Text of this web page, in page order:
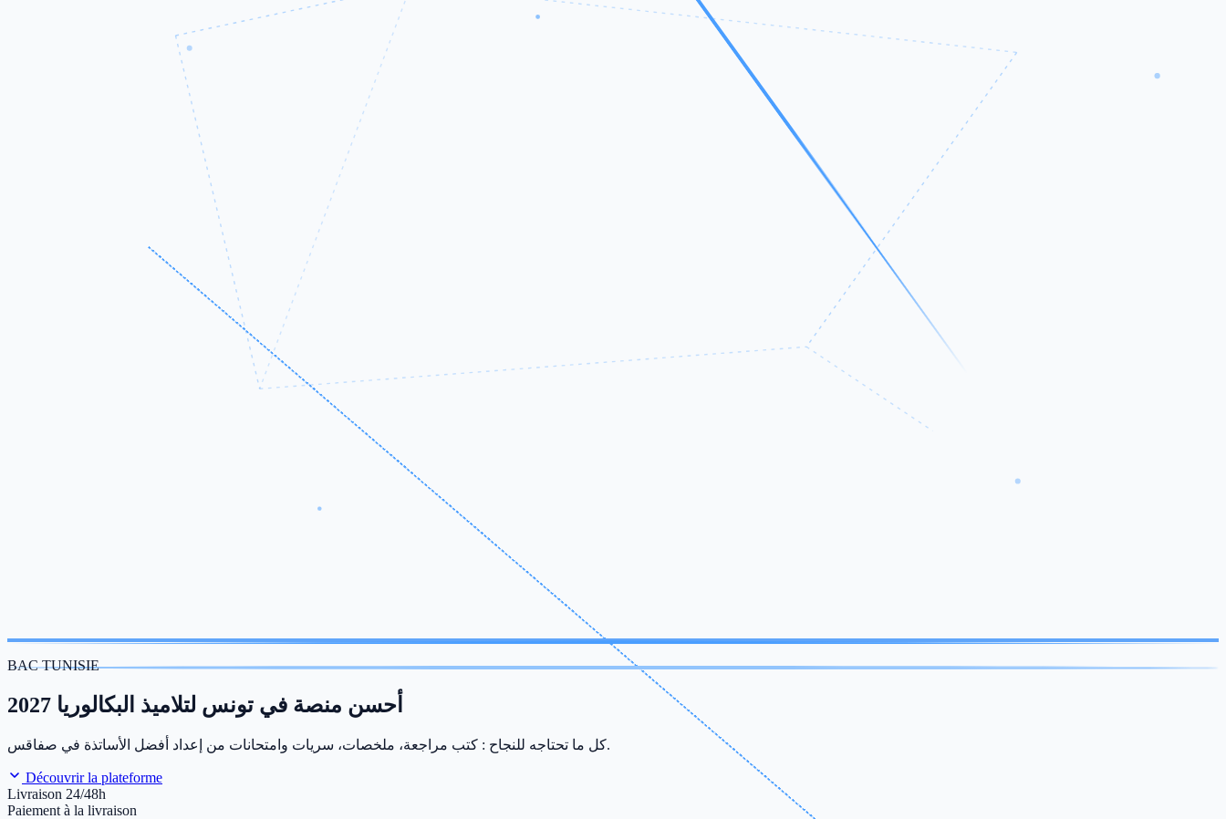
BAC TUNISIE
أحسن منصة في تونس لتلاميذ البكالوريا 2027
كل ما تحتاجه للنجاح : كتب مراجعة، ملخصات، سريات وامتحانات من إعداد أفضل الأساتذة في صفاقس.
Découvrir la plateforme
Livraison 24/48h
Paiement à la livraison